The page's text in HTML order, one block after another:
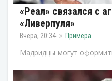
«Реал» связался с
«Ливерпуля»
Вчера, 20:34 Примера
Мадридцы могут